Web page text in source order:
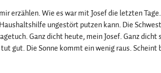
erzählen. Wie es war mit Josef die letzten
ungestört putzen kann. Die
Ganz dicht heute, mein Josef. Ganz dicht
gut. Die Sonne kommt ein wenig raus. Scheint